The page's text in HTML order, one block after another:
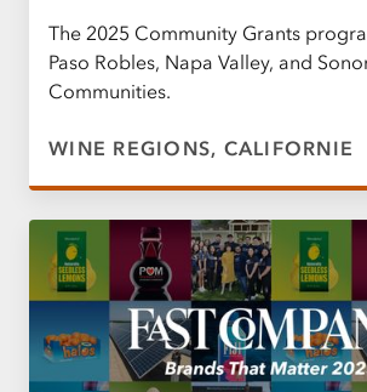
The 2025 Community Grants
Paso Robles, Napa Valley, and
Communities.
WINE REGIONS, CALIFORNIE